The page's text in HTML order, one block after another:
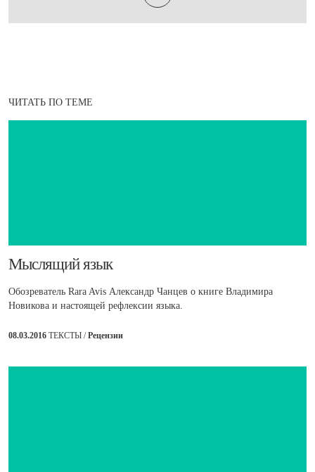
ЧИТАТЬ ПО ТЕМЕ
​Мыслящий язык
Обозреватель Rara Avis Александр Чанцев о книге Владимира
Новикова и настоящей рефлексии языка.
08.03.2016 ТЕКСТЫ /Рецензии